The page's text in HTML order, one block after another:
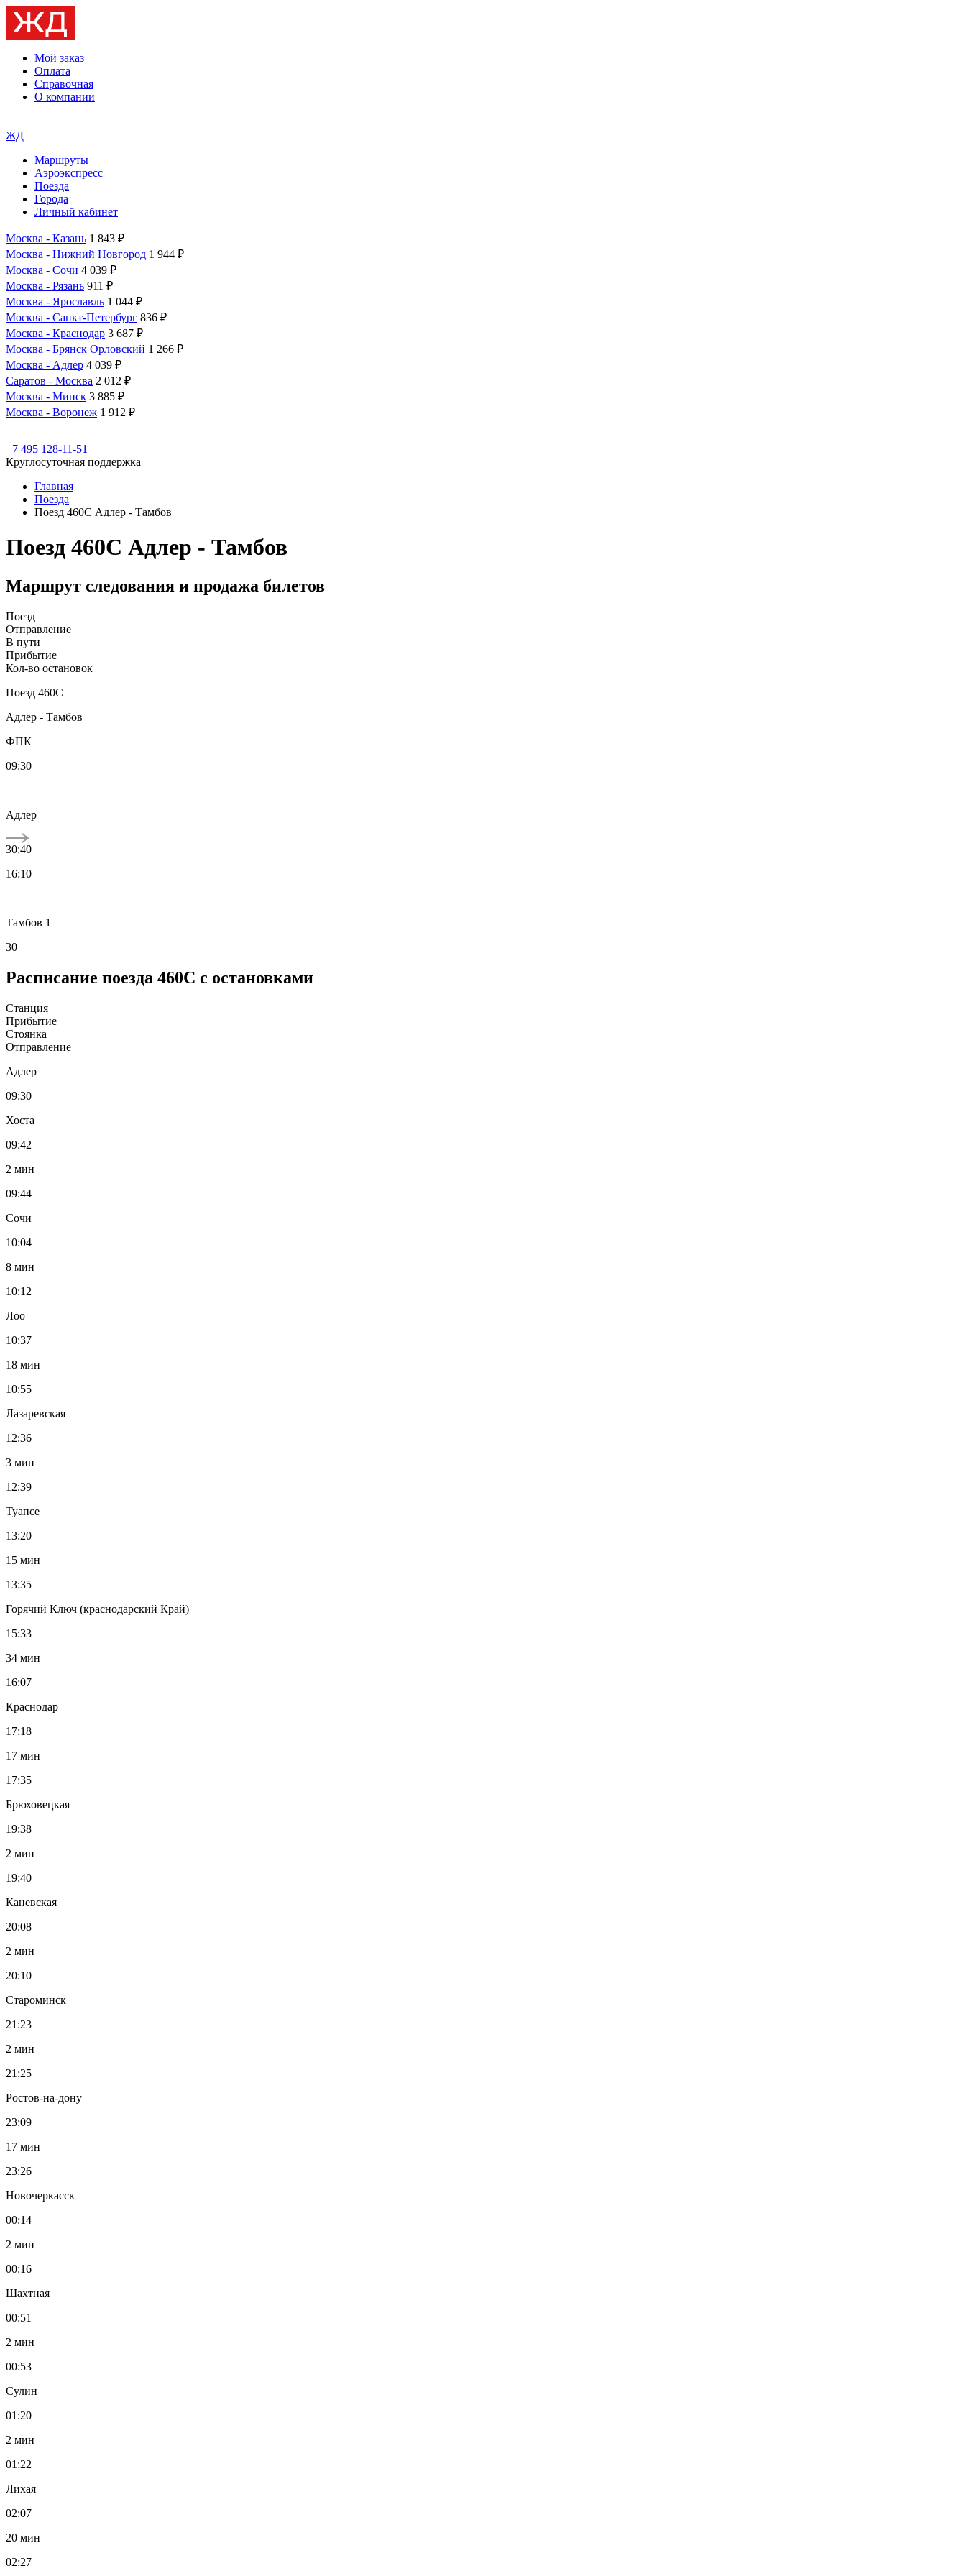
Мой заказ
Оплата
Справочная
О компании
ЖД
Маршруты
Аэроэкспресс
Поезда
Города
Личный кабинет
Москва - Казань 1 843 ₽
Москва - Нижний Новгород 1 944 ₽
Москва - Сочи 4 039 ₽
Москва - Рязань 911 ₽
Москва - Ярославль 1 044 ₽
Москва - Санкт-Петербург 836 ₽
Москва - Краснодар 3 687 ₽
Москва - Брянск Орловский 1 266 ₽
Москва - Адлер 4 039 ₽
Саратов - Москва 2 012 ₽
Москва - Минск 3 885 ₽
Москва - Воронеж 1 912 ₽
+7 495 128-11-51
Круглосуточная поддержка
Главная
Поезда
Поезд 460С Адлер - Тамбов
Поезд 460С Адлер - Тамбов
Маршрут следования и продажа билетов
Поезд
Отправление
В пути
Прибытие
Кол-во остановок
Поезд 460С
Адлер - Тамбов
ФПК
09:30
Адлер
30:40
16:10
Тамбов 1
30
Расписание поезда 460С с остановками
Станция
Прибытие
Стоянка
Отправление
Адлер
09:30
Хоста
09:42
2 мин
09:44
Сочи
10:04
8 мин
10:12
Лоо
10:37
18 мин
10:55
Лазаревская
12:36
3 мин
12:39
Туапсе
13:20
15 мин
13:35
Горячий Ключ (краснодарский Край)
15:33
34 мин
16:07
Краснодар
17:18
17 мин
17:35
Брюховецкая
19:38
2 мин
19:40
Каневская
20:08
2 мин
20:10
Староминск
21:23
2 мин
21:25
Ростов-на-дону
23:09
17 мин
23:26
Новочеркасск
00:14
2 мин
00:16
Шахтная
00:51
2 мин
00:53
Сулин
01:20
2 мин
01:22
Лихая
02:07
20 мин
02:27